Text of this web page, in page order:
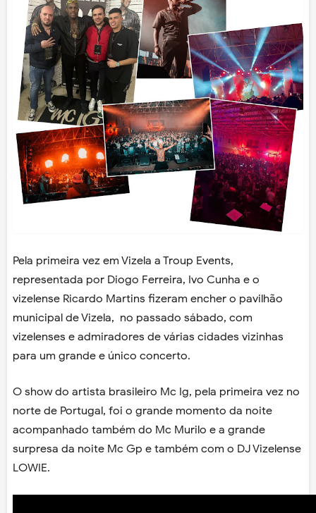
Pela primeira vez em Vizela a Troup Events,
representada por Diogo Ferreira, Ivo Cunha e o
vizelense Ricardo Martins fizeram encher o pavilhão
municipal de Vizela, no passado sábado, com
vizelenses e admiradores de várias cidades vizinhas
para um grande e único concerto.
O show do artista brasileiro Mc Ig, pela primeira vez no
norte de Portugal, foi o grande momento da noite
acompanhado também do Mc Murilo e a grande
surpresa da noite Mc Gp e também com o DJ Vizelense
LOWIE.